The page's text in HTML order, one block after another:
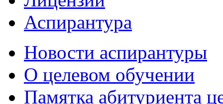
Аспирантура
Новости аспирантуры
О целевом обучении
Памятка абитуриента